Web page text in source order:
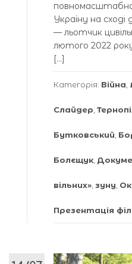
Україну на
— льотчик
лютого 2022
[…]
Категорія: Війна,
Слайдер,
Бутковський,
Болєщук,
вільних», зуну,
Презентація